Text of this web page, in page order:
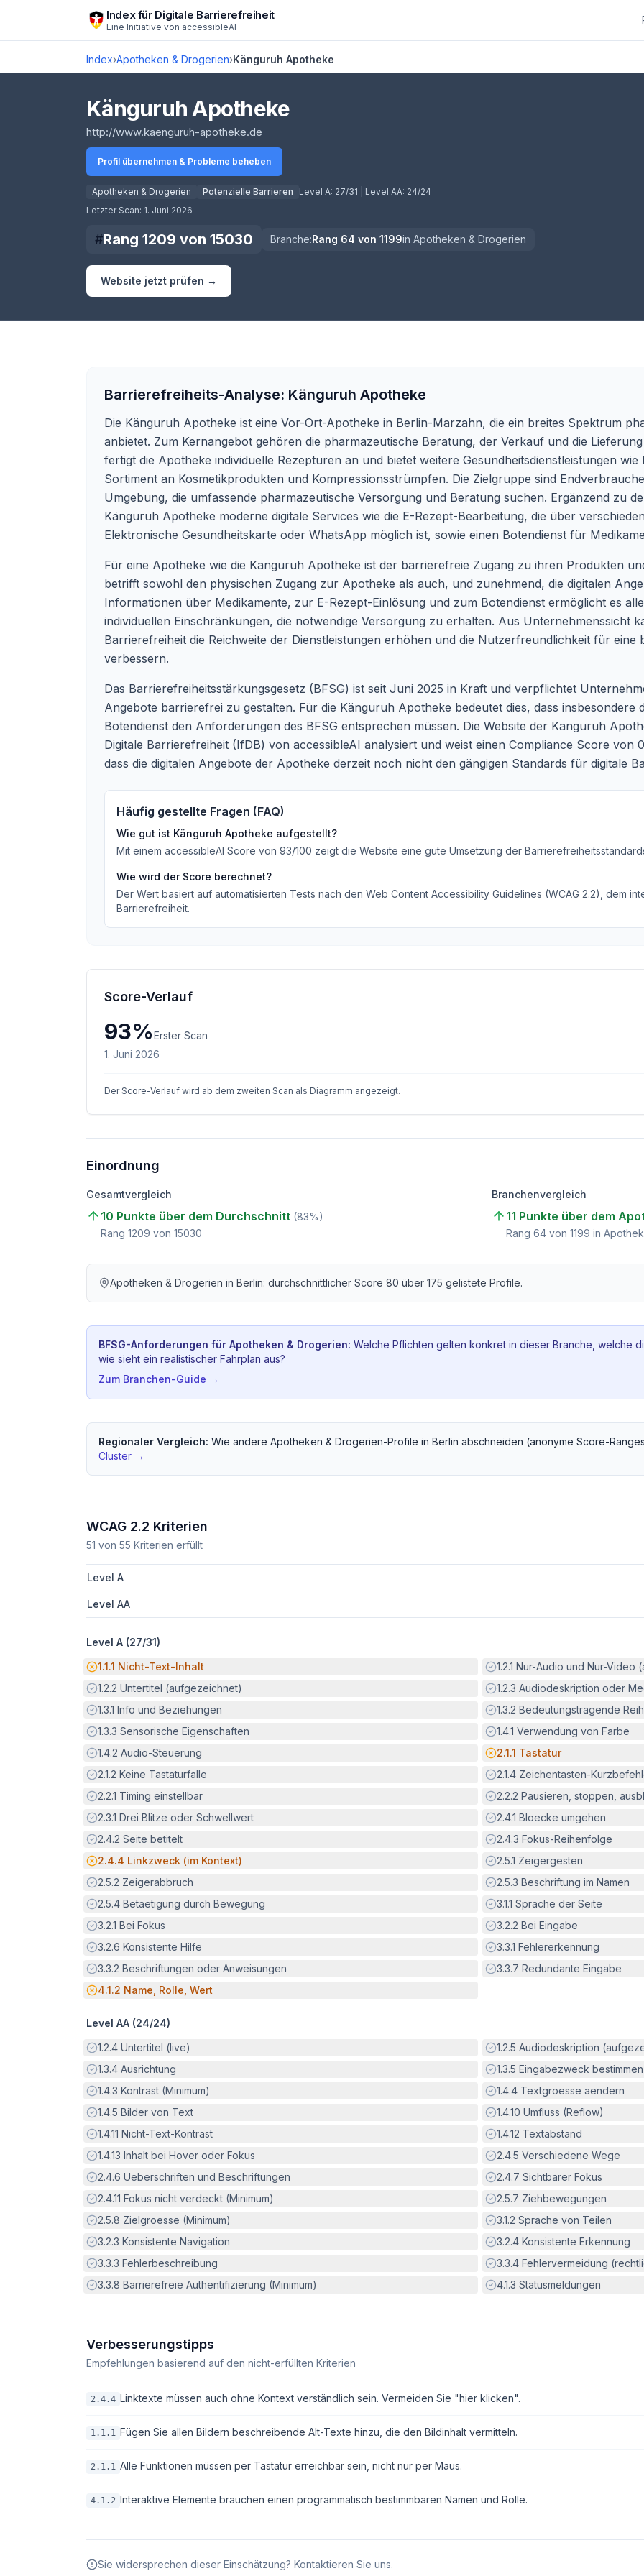
Zum Hauptinhalt springenIndex für Digitale Barrierefreiheit
Eine Initiative von accessibleAI
Index›Apotheken & Drogerien›Känguruh Apotheke
Score lädt
Känguruh Apotheke
http://www.kaenguruh-apotheke.de
Profil übernehmen & Probleme beheben
Apotheken & Drogerien Potenzielle Barrieren Level A: 27/31 | Level AA: 24/24
Letzter Scan: 1. Juni 2026
#Rang 1209 von 15030 Branche:Rang 64 von 1199in Apotheken & Drogerien
Website jetzt prüfen →
Barrierefreiheits-Analyse: Känguruh Apotheke
Die Känguruh Apotheke ist eine Vor-Ort-Apotheke in Berlin-Marzahn, die ein breites Spektrum
anbietet. Zum Kernangebot gehören die pharmazeutische Beratung, der Verkauf und die
fertigt die Apotheke individuelle Rezepturen an und bietet weitere Gesundheitsdienstleistungen
Sortiment an Kosmetikprodukten und Kompressionsstrümpfen. Die Zielgruppe sind
Umgebung, die umfassende pharmazeutische Versorgung und Beratung suchen. Ergänzend zu
Känguruh Apotheke moderne digitale Services wie die E-Rezept-Bearbeitung, die über
Elektronische Gesundheitskarte oder WhatsApp möglich ist, sowie einen Botendienst für
Für eine Apotheke wie die Känguruh Apotheke ist der barrierefreie Zugang zu ihren Produkten
betrifft sowohl den physischen Zugang zur Apotheke als auch, und zunehmend, die digitalen
Informationen über Medikamente, zur E-Rezept-Einlösung und zum Botendienst ermöglicht es
individuellen Einschränkungen, die notwendige Versorgung zu erhalten. Aus Unternehmenssicht
Barrierefreiheit die Reichweite der Dienstleistungen erhöhen und die Nutzerfreundlichkeit für eine
verbessern.
Das Barrierefreiheitsstärkungsgesetz (BFSG) ist seit Juni 2025 in Kraft und verpflichtet
Angebote barrierefrei zu gestalten. Für die Känguruh Apotheke bedeutet dies, dass insbesondere
Botendienst den Anforderungen des BFSG entsprechen müssen. Die Website der Känguruh
Digitale Barrierefreiheit (IfDB) von accessibleAI analysiert und weist einen Compliance Score von
dass die digitalen Angebote der Apotheke derzeit noch nicht den gängigen Standards für digitale
Häufig gestellte Fragen (FAQ)
Wie gut ist Känguruh Apotheke aufgestellt?
Mit einem accessibleAI Score von 93/100 zeigt die Website eine gute Umsetzung der
Wie wird der Score berechnet?
Der Wert basiert auf automatisierten Tests nach den Web Content Accessibility Guidelines (WCAG 2.2), dem
Barrierefreiheit.
Score-Verlauf
93%Erster Scan
1. Juni 2026
Der Score-Verlauf wird ab dem zweiten Scan als Diagramm angezeigt.
Einordnung
Gesamtvergleich
10 Punkte über dem Durchschnitt (83%)
Rang 1209 von 15030
Branchenvergleich
11 Punkte über dem
Rang 64 von 1199 in
Apotheken & Drogerien in Berlin: durchschnittlicher Score 80 über 175 gelistete Profile.
BFSG-Anforderungen für Apotheken & Drogerien: Welche Pflichten gelten konkret in dieser Branche, welche
wie sieht ein realistischer Fahrplan aus?
Zum Branchen-Guide →
Regionaler Vergleich: Wie andere Apotheken & Drogerien-Profile in Berlin abschneiden (anonyme Score-
Cluster →
WCAG 2.2 Kriterien
51 von 55 Kriterien erfüllt
Level A
Level AA
Level A (27/31)
Potenzielle Barriere:
1.1.1 Nicht-Text-Inhalt Erfüllt:
1.2.1 Nur-Audio und Nur-Video
Erfüllt:
1.2.2 Untertitel (aufgezeichnet) Erfüllt:
1.2.3 Audiodeskription oder
Erfüllt:
1.3.1 Info und Beziehungen Erfüllt:
1.3.2 Bedeutungstragende
Erfüllt:
1.3.3 Sensorische Eigenschaften Erfüllt:
1.4.1 Verwendung von Farbe
Erfüllt:
1.4.2 Audio-Steuerung Potenzielle Barriere:
2.1.1 Tastatur
Erfüllt:
2.1.2 Keine Tastaturfalle Erfüllt:
2.1.4 Zeichentasten-
Erfüllt:
2.2.1 Timing einstellbar Erfüllt:
2.2.2 Pausieren, stoppen,
Erfüllt:
2.3.1 Drei Blitze oder Schwellwert Erfüllt:
2.4.1 Bloecke umgehen
Erfüllt:
2.4.2 Seite betitelt Erfüllt:
2.4.3 Fokus-Reihenfolge
Potenzielle Barriere:
2.4.4 Linkzweck (im Kontext) Erfüllt:
2.5.1 Zeigergesten
Erfüllt:
2.5.2 Zeigerabbruch Erfüllt:
2.5.3 Beschriftung im Namen
Erfüllt:
2.5.4 Betaetigung durch Bewegung Erfüllt:
3.1.1 Sprache der Seite
Erfüllt:
3.2.1 Bei Fokus Erfüllt:
3.2.2 Bei Eingabe
Erfüllt:
3.2.6 Konsistente Hilfe Erfüllt:
3.3.1 Fehlererkennung
Erfüllt:
3.3.2 Beschriftungen oder Anweisungen Erfüllt:
3.3.7 Redundante Eingabe
Potenzielle Barriere:
4.1.2 Name, Rolle, Wert
Level AA (24/24)
Erfüllt:
1.2.4 Untertitel (live) Erfüllt:
1.2.5 Audiodeskription
Erfüllt:
1.3.4 Ausrichtung Erfüllt:
1.3.5 Eingabezweck bestimmen
Erfüllt:
1.4.3 Kontrast (Minimum) Erfüllt:
1.4.4 Textgroesse aendern
Erfüllt:
1.4.5 Bilder von Text Erfüllt:
1.4.10 Umfluss (Reflow)
Erfüllt:
1.4.11 Nicht-Text-Kontrast Erfüllt:
1.4.12 Textabstand
Erfüllt:
1.4.13 Inhalt bei Hover oder Fokus Erfüllt:
2.4.5 Verschiedene Wege
Erfüllt:
2.4.6 Ueberschriften und Beschriftungen Erfüllt:
2.4.7 Sichtbarer Fokus
Erfüllt:
2.4.11 Fokus nicht verdeckt (Minimum) Erfüllt:
2.5.7 Ziehbewegungen
Erfüllt:
2.5.8 Zielgroesse (Minimum) Erfüllt:
3.1.2 Sprache von Teilen
Erfüllt:
3.2.3 Konsistente Navigation Erfüllt:
3.2.4 Konsistente Erkennung
Erfüllt:
3.3.3 Fehlerbeschreibung Erfüllt:
3.3.4 Fehlervermeidung
Erfüllt:
3.3.8 Barrierefreie Authentifizierung (Minimum) Erfüllt:
4.1.3 Statusmeldungen
Verbesserungstipps
Empfehlungen basierend auf den nicht-erfüllten Kriterien
2.4.4 Linktexte müssen auch ohne Kontext verständlich sein. Vermeiden Sie "hier klicken".
1.1.1 Fügen Sie allen Bildern beschreibende Alt-Texte hinzu, die den Bildinhalt vermitteln.
2.1.1 Alle Funktionen müssen per Tastatur erreichbar sein, nicht nur per Maus.
4.1.2 Interaktive Elemente brauchen einen programmatisch bestimmbaren Namen und Rolle.
Sie widersprechen dieser Einschätzung? Kontaktieren Sie uns.